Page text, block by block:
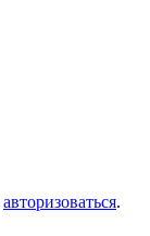
авторизоваться.